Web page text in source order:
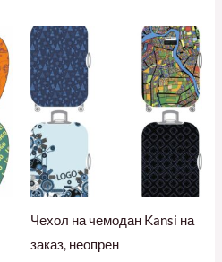
Чехол на чемодан Kansi на
заказ, неопрен